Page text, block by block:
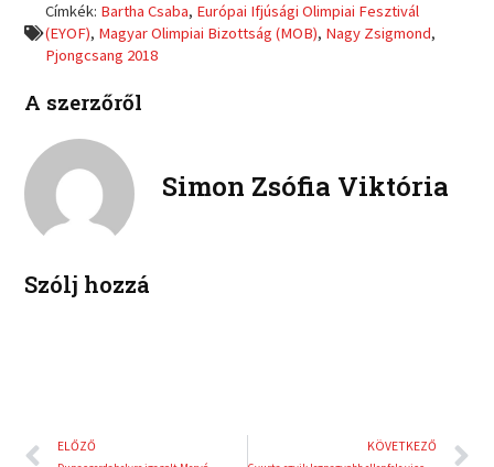
b
o
t
n
l
i
k
d
n
p
s
Címkék: Bartha Csaba, Európai Ifjúsági Olimpiai Fesztivál
(EYOF), Magyar Olimpiai Bizottság (MOB), Nagy Zsigmond,
Pjongcsang 2018
A szerzőről
Simon Zsófia Viktória
Szólj hozzá
Előző
ELŐZŐ KÖVETKEZŐ